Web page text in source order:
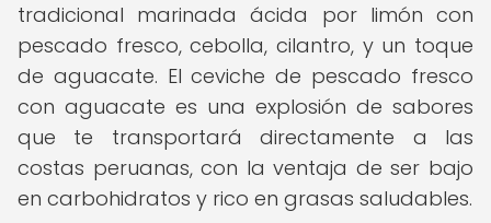
tradicional marinada ácida por limón con
pescado fresco, cebolla, cilantro, y un toque
de aguacate. El ceviche de pescado fresco
con aguacate es una explosión de sabores
que te transportará directamente a las
costas peruanas, con la ventaja de ser bajo
en carbohidratos y rico en grasas saludables.